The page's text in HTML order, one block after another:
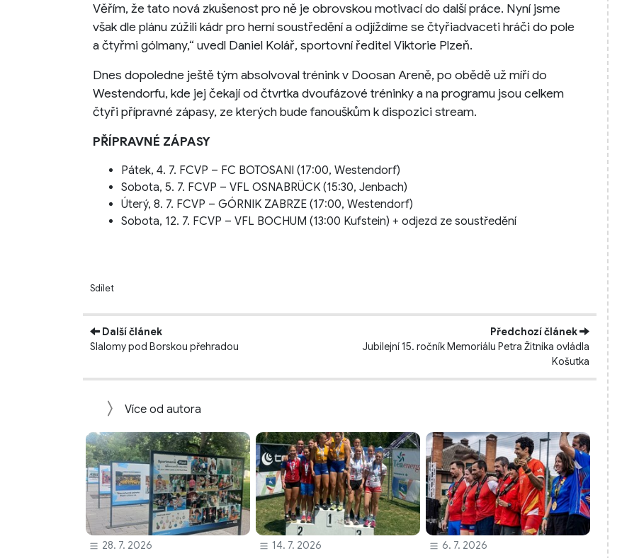
Věřím, že tato nová zkušenost pro ně je obrovskou motivací do další práce. Nyní jsme
však dle plánu zúžili kádr pro herní soustředění a odjíždíme se čtyřiadvaceti hráči do pole
a čtyřmi gólmany,“ uvedl Daniel Kolář, sportovní ředitel Viktorie Plzeň.
Dnes dopoledne ještě tým absolvoval trénink v Doosan Areně, po obědě už míří do
Westendorfu, kde jej čekají od čtvrtka dvoufázové tréninky a na programu jsou celkem
čtyři přípravné zápasy, ze kterých bude fanouškům k dispozici stream.
PŘÍPRAVNÉ ZÁPASY
Pátek, 4. 7. FCVP – FC BOTOSANI (17:00, Westendorf)
Sobota, 5. 7. FCVP – VFL OSNABRÜCK (15:30, Jenbach)
Úterý, 8. 7. FCVP – GÓRNIK ZABRZE (17:00, Westendorf)
Sobota, 12. 7. FCVP – VFL BOCHUM (13:00 Kufstein) + odjezd ze soustředění
Sdílet
Další článek
Slalomy pod Borskou přehradou
Předchozí článek
Jubilejní 15. ročník Memoriálu Petra Žitnika ovládla
Košutka
Více od autora
28. 7. 2026 14. 7. 2026 6. 7. 2026